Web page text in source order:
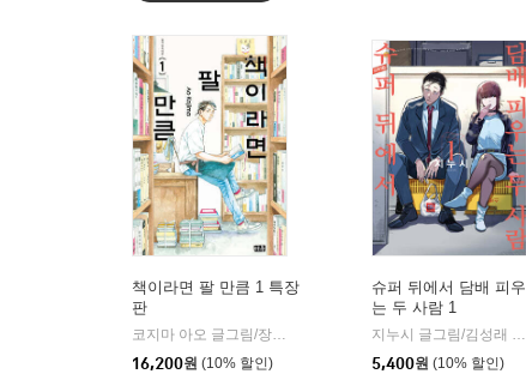
책이라면 팔 만큼 1 특장
판
코지마 아오 글그림/장혜영 역
미우(대원)
16,200원 (10% 할인)
슈퍼 뒤에서 담배 피우
는 두 사람 1
지누시 글그림/김성래 역
5,400원 (10% 할인)